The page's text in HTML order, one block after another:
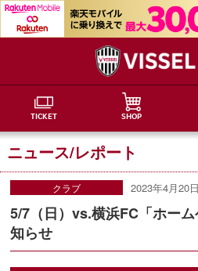
TICKET SHOP
ニュース/レポート
クラブ 2023年4月20日
5/7（日）vs.横浜FC「ホー
知らせ